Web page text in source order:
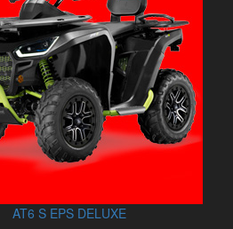
AT6 S EPS DELUXE